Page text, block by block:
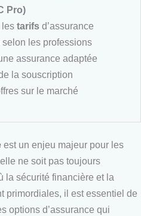
Pro)
les tarifsd’assurance
selon les professions
assurance adaptée
la souscription
sur le marché
est un enjeu majeur pour les
ne soit pas toujours
la sécurité financière et la
primordiales, il est essentiel de
options d’assurance qui